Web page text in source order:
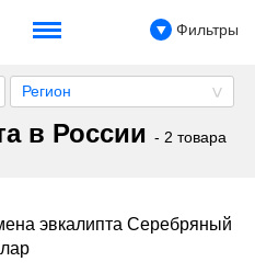
Фильтры
Регион
в России - 2 товара
эвкалипта Серебряный